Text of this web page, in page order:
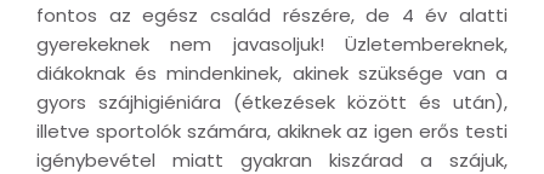
fontos az egész család részére, de 4 év alatti
gyerekeknek nem javasoljuk! Üzletembereknek,
diákoknak és mindenkinek, akinek szüksége van a
gyors szájhigiéniára (étkezések között és után),
illetve sportolók számára, akiknek az igen erős testi
igénybevétel miatt gyakran kiszárad a szájuk,